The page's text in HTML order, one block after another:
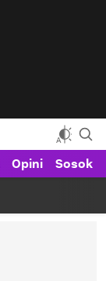
Opini Sosok